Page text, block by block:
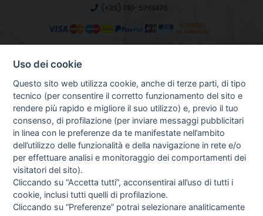
(+39) 010-5761476
HOME
CHI SIAMO
NOTIZIE
CONTATTI
GUIDA AGLI ACQUISTI
PROCEDURA DI ACQUISTO
PAGAMENTI
DIRITTO DI RECESSO
SPEDIZIONI E COSTI
Uso dei cookie
Questo sito web utilizza cookie, anche di terze parti, di tipo
tecnico (per consentire il corretto funzionamento del sito e
rendere più rapido e migliore il suo utilizzo) e, previo il tuo
consenso, di profilazione (per inviare messaggi pubblicitari
in linea con le preferenze da te manifestate nell’ambito
dell’utilizzo delle funzionalità e della navigazione in rete e/o
per effettuare analisi e monitoraggio dei comportamenti dei
visitatori del sito).
Cliccando su “Accetta tutti”, acconsentirai all’uso di tutti i
cookie, inclusi tutti quelli di profilazione.
Cliccando su “Preferenze” potrai selezionare analiticamente